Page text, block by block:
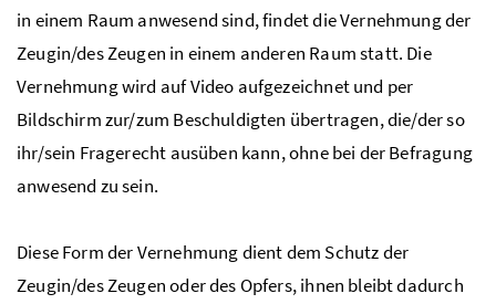
in einem Raum anwesend sind, findet die Vernehmung der
Zeugin/des Zeugen in einem anderen Raum statt. Die
Vernehmung wird auf Video aufgezeichnet und per
Bildschirm zur/zum Beschuldigten übertragen, die/der so
ihr/sein Fragerecht ausüben kann, ohne bei der Befragung
anwesend zu sein.
Diese Form der Vernehmung dient dem Schutz der
Zeugin/des Zeugen oder des Opfers, ihnen bleibt dadurch